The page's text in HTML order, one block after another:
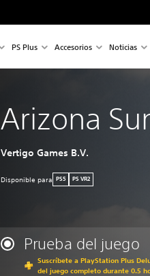
PS Plus Accesorios Noticias
Arizona
Vertigo Games B.V.
Disponible para PS5 PS VR2
Prueba del juego
Suscríbete a PlayStation Plus
del juego completo durante 0.5